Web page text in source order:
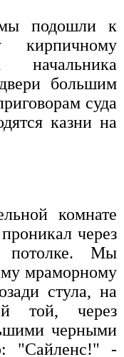
подошли к
кирпичному
большим
суда
казни на
комнате
через
потолке. Мы
мраморному
стула, на
той, через
черными
"Сайленс!" -